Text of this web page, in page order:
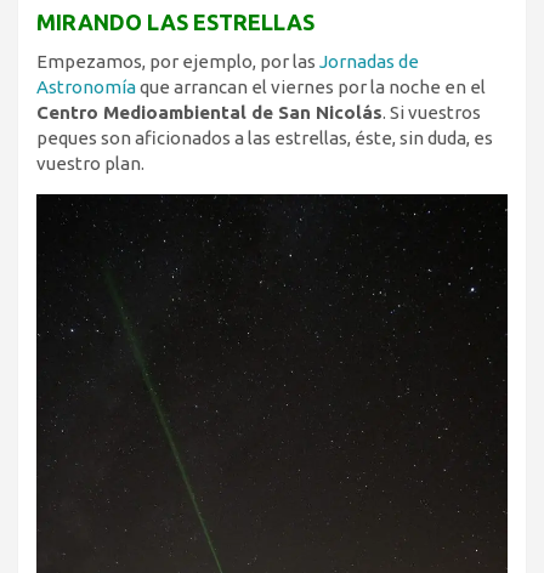
MIRANDO LAS ESTRELLAS
Empezamos, por ejemplo, por las Jornadas de
Astronomíaque arrancan el viernes por la noche en el
Centro Medioambiental de San Nicolás. Si vuestros
peques son aficionados a las estrellas, éste, sin duda, es
vuestro plan.